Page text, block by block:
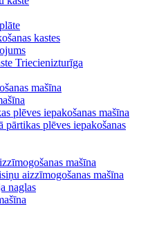
kastes
Triecienizturīga
mašīna
plēves iepakošanas mašīna
pārtikas plēves iepakošanas
mašīna
aizzīmogošanas mašīna
naglas